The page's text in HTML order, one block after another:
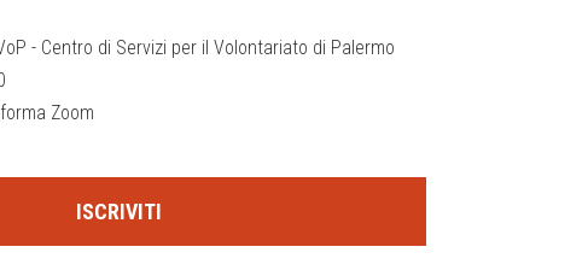
- Centro di Servizi per il Volontariato di Palermo
Zoom
ISCRIVITI